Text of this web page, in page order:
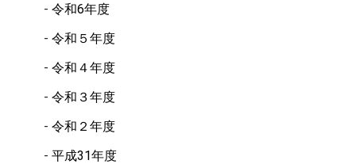
令和6年度
令和５年度
令和４年度
令和３年度
令和２年度
平成31年度